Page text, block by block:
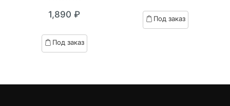
out
based
on
1,890 ₽
Под заказ
based
onПод заказ